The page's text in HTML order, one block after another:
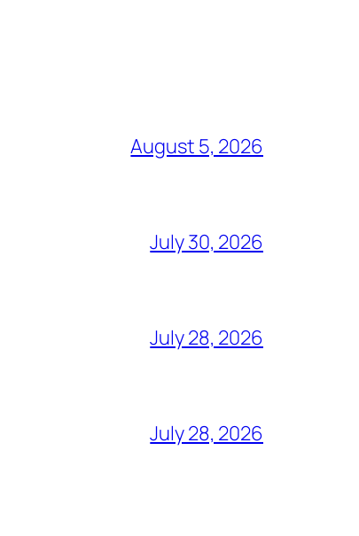
August 5, 2026
July 30, 2026
July 28, 2026
July 28, 2026